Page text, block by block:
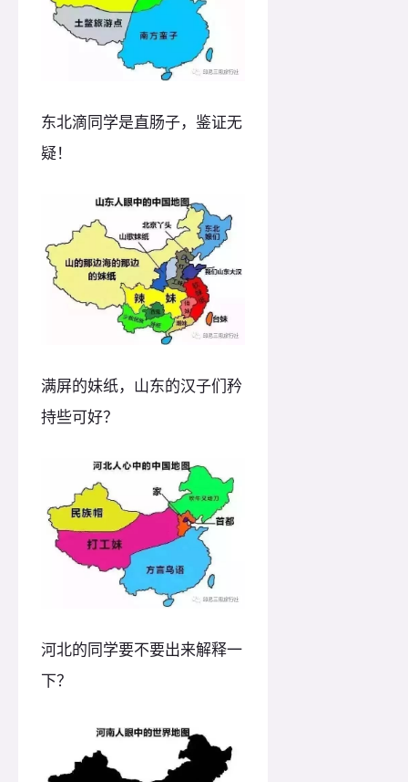
东北滴同学是直肠子，鉴证无
疑！
满屏的妹纸，山东的汉子们矜
持些可好？
河北的同学要不要出来解释一
下？